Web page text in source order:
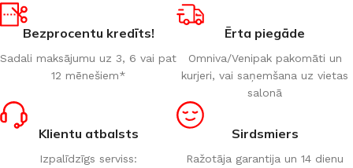
Bezprocentu kredīts!
Sadali maksājumu uz 3, 6 vai pat
12 mēnešiem*
Ērta piegāde
Omniva/Venipak pakomāti un
kurjeri, vai saņemšana uz vietas
salonā
Klientu atbalsts
Izpalīdzīgs serviss:
Sirdsmiers
Ražotāja garantija un 14 dienu